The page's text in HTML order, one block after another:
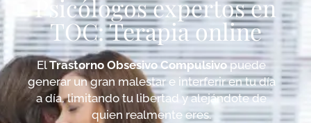
Psicólogos expertos en
TOC: Terapia online
ElTrastorno Obsesivo Compulsivo puede
generar un gran malestar e interferir en tu día
a día, limitando tu libertad y alejándote de
quien realmente eres.